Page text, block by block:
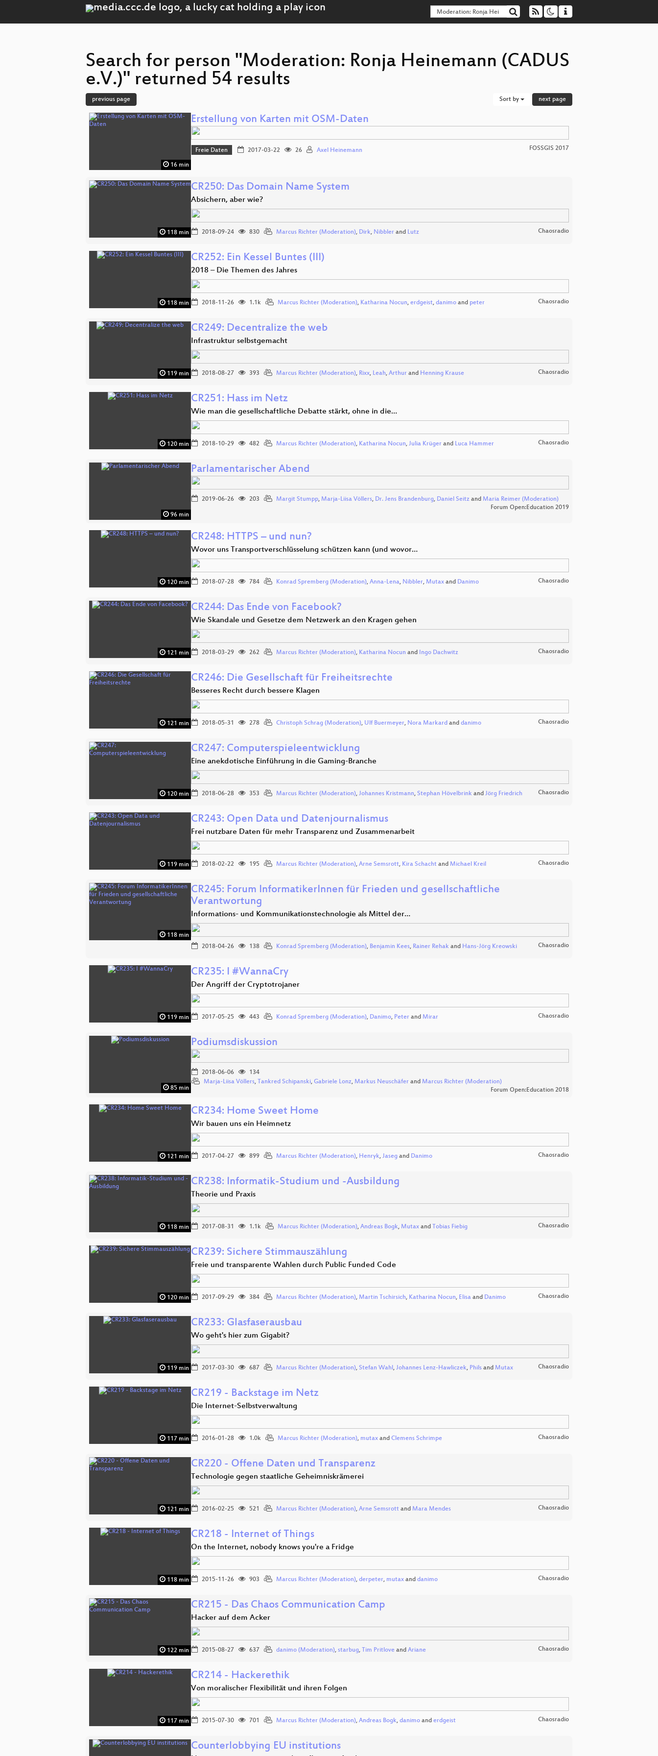
Search for person "Moderation: Ronja Heinemann (CADUS
e.V.)" returned 54 results
previous page Sort by next page
16 min
Erstellung von Karten mit OSM-Daten
Freie Daten 2017-03-22 26 Axel Heinemann FOSSGIS 2017
118 min
CR250: Das Domain Name System
Absichern, aber wie?
2018-09-24 830 Marcus Richter (Moderation), Dirk, Nibbler and Lutz Chaosradio
118 min
CR252: Ein Kessel Buntes (III)
2018 – Die Themen des Jahres
2018-11-26 1.1k Marcus Richter (Moderation), Katharina Nocun, erdgeist, danimo and peter Chaosradio
119 min
CR249: Decentralize the web
Infrastruktur selbstgemacht
2018-08-27 393 Marcus Richter (Moderation), Rixx, Leah, Arthur and Henning Krause Chaosradio
120 min
CR251: Hass im Netz
Wie man die gesellschaftliche Debatte stärkt, ohne in die…
2018-10-29 482 Marcus Richter (Moderation), Katharina Nocun, Julia Krüger and Luca Hammer Chaosradio
96 min
Parlamentarischer Abend
2019-06-26 203 Margit Stumpp, Marja-Liisa Völlers, Dr. Jens Brandenburg, Daniel Seitz and Maria Reimer (Moderation)
Forum Open:Education 2019
120 min
CR248: HTTPS – und nun?
Wovor uns Transportverschlüsselung schützen kann (und wovor…
2018-07-28 784 Konrad Spremberg (Moderation), Anna-Lena, Nibbler, Mutax and Danimo Chaosradio
121 min
CR244: Das Ende von Facebook?
Wie Skandale und Gesetze dem Netzwerk an den Kragen gehen
2018-03-29 262 Marcus Richter (Moderation), Katharina Nocun and Ingo Dachwitz Chaosradio
121 min
CR246: Die Gesellschaft für Freiheitsrechte
Besseres Recht durch bessere Klagen
2018-05-31 278 Christoph Schrag (Moderation), Ulf Buermeyer, Nora Markard and danimo Chaosradio
120 min
CR247: Computerspieleentwicklung
Eine anekdotische Einführung in die Gaming-Branche
2018-06-28 353 Marcus Richter (Moderation), Johannes Kristmann, Stephan Hövelbrink and Jörg Friedrich Chaosradio
119 min
CR243: Open Data und Datenjournalismus
Frei nutzbare Daten für mehr Transparenz und Zusammenarbeit
2018-02-22 195 Marcus Richter (Moderation), Arne Semsrott, Kira Schacht and Michael Kreil Chaosradio
118 min
CR245: Forum InformatikerInnen für Frieden und gesellschaftliche
Verantwortung
Informations- und Kommunikationstechnologie als Mittel der…
2018-04-26 138 Konrad Spremberg (Moderation), Benjamin Kees, Rainer Rehak and Hans-Jörg Kreowski Chaosradio
119 min
CR235: I #WannaCry
Der Angriff der Cryptotrojaner
2017-05-25 443 Konrad Spremberg (Moderation), Danimo, Peter and Mirar Chaosradio
85 min
Podiumsdiskussion
2018-06-06
134
Marja-Liisa Völlers, Tankred Schipanski, Gabriele Lonz, Markus Neuschäfer and Marcus Richter (Moderation)
Forum Open:Education 2018
121 min
CR234: Home Sweet Home
Wir bauen uns ein Heimnetz
2017-04-27 899 Marcus Richter (Moderation), Henryk, Jaseg and Danimo Chaosradio
118 min
CR238: Informatik-Studium und -Ausbildung
Theorie und Praxis
2017-08-31 1.1k Marcus Richter (Moderation), Andreas Bogk, Mutax and Tobias Fiebig Chaosradio
120 min
CR239: Sichere Stimmauszählung
Freie und transparente Wahlen durch Public Funded Code
2017-09-29 384 Marcus Richter (Moderation), Martin Tschirsich, Katharina Nocun, Elisa and Danimo Chaosradio
119 min
CR233: Glasfaserausbau
Wo geht's hier zum Gigabit?
2017-03-30 687 Marcus Richter (Moderation), Stefan Wahl, Johannes Lenz-Hawliczek, Phils and Mutax Chaosradio
117 min
CR219 - Backstage im Netz
Die Internet-Selbstverwaltung
2016-01-28 1.0k Marcus Richter (Moderation), mutax and Clemens Schrimpe Chaosradio
121 min
CR220 - Offene Daten und Transparenz
Technologie gegen staatliche Geheimniskrämerei
2016-02-25 521 Marcus Richter (Moderation), Arne Semsrott and Mara Mendes Chaosradio
118 min
CR218 - Internet of Things
On the Internet, nobody knows you're a Fridge
2015-11-26 903 Marcus Richter (Moderation), derpeter, mutax and danimo Chaosradio
122 min
CR215 - Das Chaos Communication Camp
Hacker auf dem Acker
2015-08-27 637 danimo (Moderation), starbug, Tim Pritlove and Ariane Chaosradio
117 min
CR214 - Hackerethik
Von moralischer Flexibilität und ihren Folgen
2015-07-30 701 Marcus Richter (Moderation), Andreas Bogk, danimo and erdgeist Chaosradio
Counterlobbying EU institutions